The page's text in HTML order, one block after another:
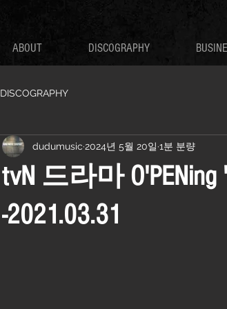
ABOUT DISCOGRAPHY
DISCOGRAPHY
tvN 드라마
-2021.03.31
dudumusic 2024년 5월 20일 1분 분량